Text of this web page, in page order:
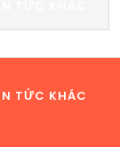
TỨC KHÁC